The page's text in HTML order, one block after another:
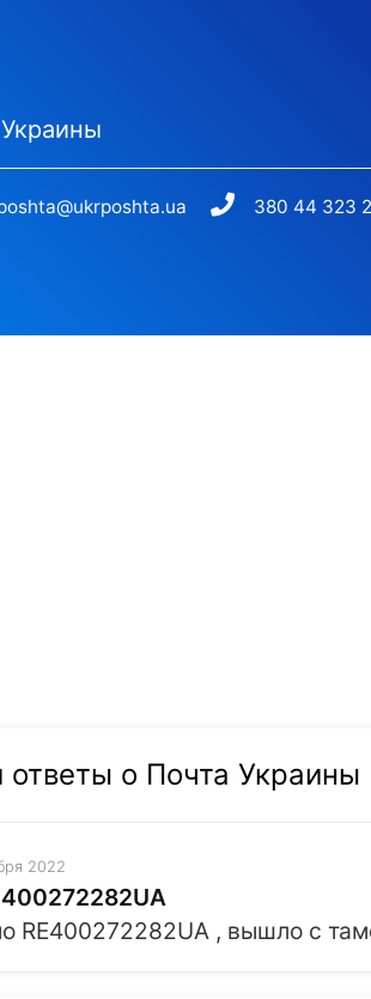
380 44 323
ответы о Почта Украины
2022
RE400272282UA , вышло с